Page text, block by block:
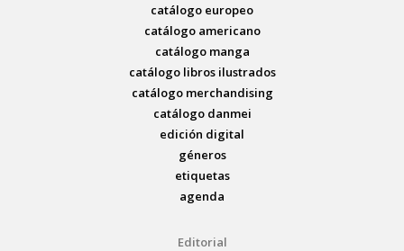
catálogo europeo
catálogo americano
catálogo manga
catálogo libros ilustrados
catálogo merchandising
catálogo danmei
edición digital
géneros
etiquetas
agenda
Editorial